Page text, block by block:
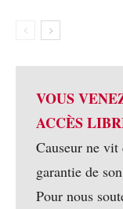
VOUS
ACCÈS
Causeur ne vit
garantie de
Pour nous